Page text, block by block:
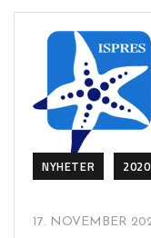
NYHETER 2020
17. NOVEMBER